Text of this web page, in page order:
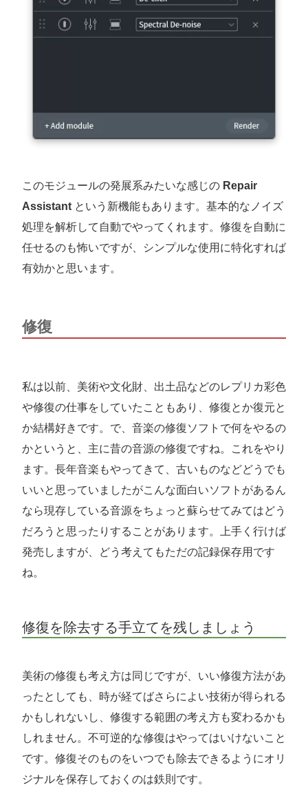
このモジュールの発展系みたいな感じの Repair
Assistant という新機能もあります。基本的なノイズ
処理を解析して自動でやってくれます。修復を自動に
任せるのも怖いですが、シンプルな使用に特化すれば
有効かと思います。
修復
私は以前、美術や文化財、出土品などのレプリカ彩色
や修復の仕事をしていたこともあり、修復とか復元と
か結構好きです。で、音楽の修復ソフトで何をやるの
かというと、主に昔の音源の修復ですね。これをやり
ます。長年音楽もやってきて、古いものなどどうでも
いいと思っていましたがこんな面白いソフトがあるん
なら現存している音源をちょっと蘇らせてみてはどう
だろうと思ったりすることがあります。上手く行けば
発売しますが、どう考えてもただの記録保存用です
ね。
修復を除去する手立てを残しましょう
美術の修復も考え方は同じですが、いい修復方法があ
ったとしても、時が経てばさらによい技術が得られる
かもしれないし、修復する範囲の考え方も変わるかも
しれません。不可逆的な修復はやってはいけないこと
です。修復そのものをいつでも除去できるようにオリ
ジナルを保存しておくのは鉄則です。